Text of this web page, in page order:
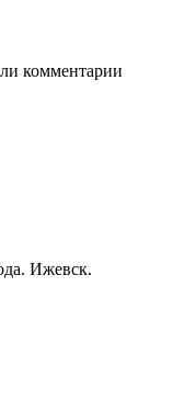
комментарии
Ижевск.